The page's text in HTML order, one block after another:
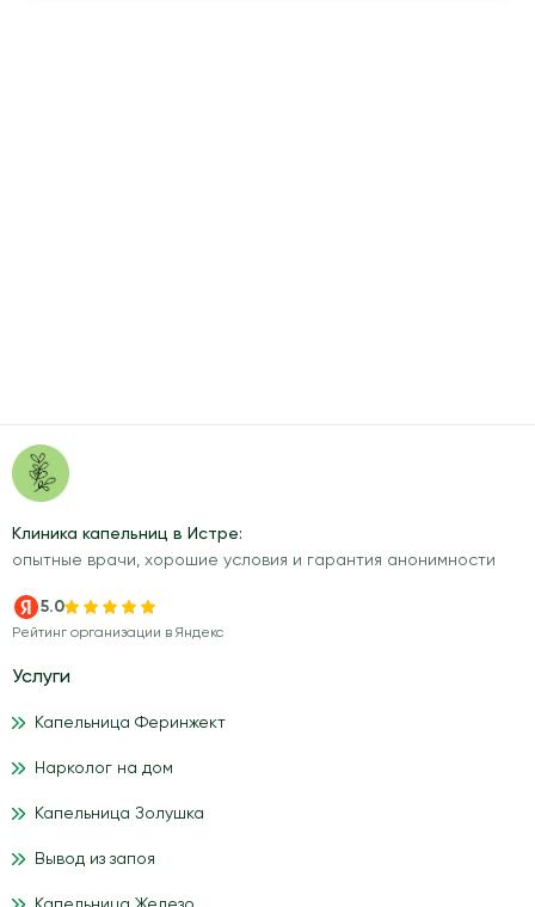
Клиника капельниц в Истре:
опытные врачи, хорошие условия и гарантия анонимности
5.0
Рейтинг организации в Яндекс
Услуги
Капельница Феринжект
Нарколог на дом
Капельница Золушка
Вывод из запоя